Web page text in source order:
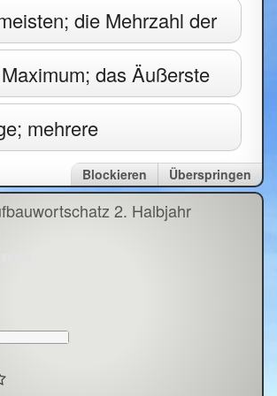
die Mehrzahl der
das Äußerste
mehrere
Überspringen
Blockieren
2. Halbjahr